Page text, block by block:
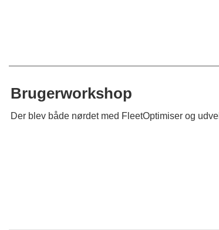
Brugerworkshop
Der blev både nørdet med FleetOptimiser og